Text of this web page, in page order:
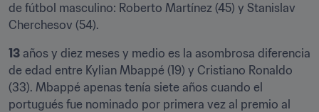
de fútbol masculino: Roberto Martínez (45) y Stanislav
Cherchesov (54).
13 años y diez meses y medio es la asombrosa diferencia
de edad entre Kylian Mbappé (19) y Cristiano Ronaldo
(33). Mbappé apenas tenía siete años cuando el
portugués fue nominado por primera vez al premio al